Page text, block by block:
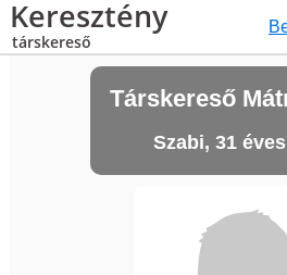
Keresztény
társkereső
Társkereső
Szabi, 31